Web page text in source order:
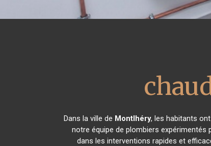
Dans la ville de Montlhéry, les habitants
notre équipe de plombiers expérimentés
dans les interventions rapides et